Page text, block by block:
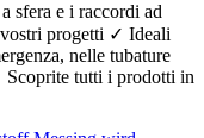
sfera e i raccordi ad
progetti ✓ Ideali
nelle tubature
tutti i prodotti in